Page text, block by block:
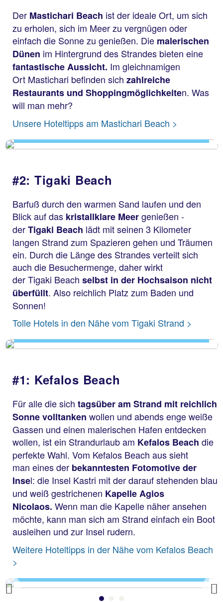
Der Mastichari Beach ist der ideale Ort, um sich
zu erholen, sich im Meer zu vergnügen oder
einfach die Sonne zu genießen. Die malerischen
Dünen im Hintergrund des Strandes bieten eine
fantastische Aussicht. Im gleichnamigen
Ort Mastichari befinden sich zahlreiche
Restaurants und Shoppingmöglichkeiten. Was
will man mehr?
Unsere Hoteltipps am Mastichari Beach >
Mastichari Beach
#2: Tigaki Beach
Barfuß durch den warmen Sand laufen und den
Blick auf das kristallklare Meergenießen -
derTigaki Beach lädt mit seinen 3 Kilometer
langen Strand zum Spazieren gehen und Träumen
ein. Durch die Länge des Strandes verteilt sich
auch die Besuchermenge, daher wirkt
der Tigaki Beach selbst in der Hochsaison nicht
überfüllt. Also reichlich Platz zum Baden und
Sonnen!
Tolle Hotels in den Nähe vom Tigaki Strand >
Tigaki Beach
#1: Kefalos Beach
Für alle die sich tagsüber am Strand mit reichlich
Sonne volltanken wollen und abends enge weiße
Gassen und einen malerischen Hafen entdecken
wollen, ist ein Strandurlaub am Kefalos Beach die
perfekte Wahl. Vom Kefalos Beach aus sieht
man eines der bekanntesten Fotomotive der
Insel: die Insel Kastri mit der darauf stehenden blau
und weiß gestrichenen Kapelle Agios
Nicolaos. Wenn man die Kapelle näher ansehen
möchte, kann man sich am Strand einfach ein Boot
ausleihen und zur Insel rudern.
Weitere Hoteltipps in der Nähe vom Kefalos Beach
>
Previous